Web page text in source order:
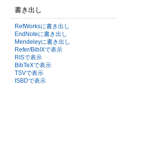
書き出し
RefWorksに書き出し
EndNoteに書き出し
Mendeleyに書き出し
Refer/BibIXで表示
RISで表示
BibTeXで表示
TSVで表示
ISBDで表示